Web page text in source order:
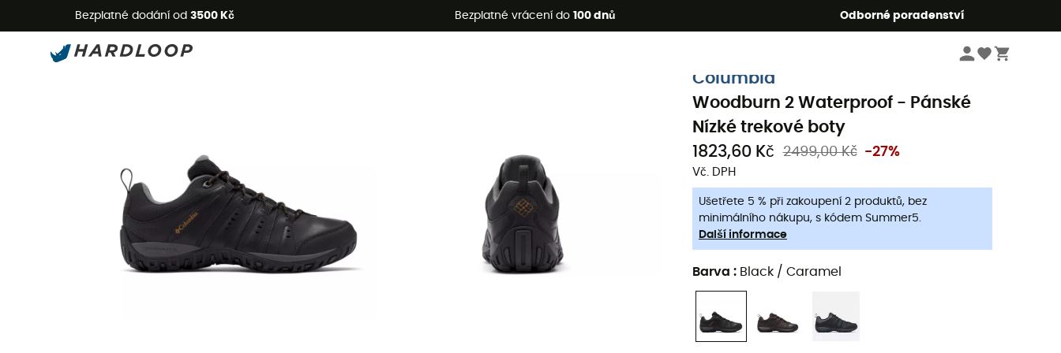
Bezplatné dodání od 3500 Kč Bezplatné vrácení do 100 dnů Odborné poradenství
Letní akce 🔥 -5 % EXTRA při nákupu 2 produktů* s kódem Summer5
Lifestyle & městská boty
Columbia
Woodburn 2 Waterproof - Pánské
Nízké trekové boty
1823,60 Kč
2499,00 Kč -27%
Vč. DPH
Ušetřete 5 % při zakoupení 2 produktů, bez
minimálního nákupu, s kódem Summer5.
Další informace
Barva : Black / Caramel